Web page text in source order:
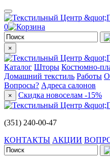
0
×
Каталог Шторы Костюмно-
Домашний текстиль Работы
Вопросы? Адреса салонов
× Скидка новоселам -15%
(351) 240-00-47
КОНТАКТЫ АКЦИИ